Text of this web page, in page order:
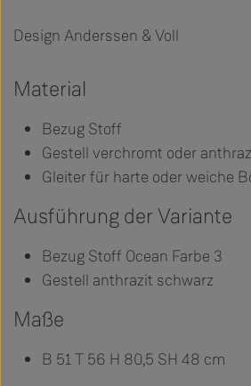
Design Anderssen & Voll
Material
Bezug Stoff
Gestell verchromt oder
Gleiter für harte oder weiche
Ausführung der Variante
Bezug Stoff Ocean Farbe 3
Gestell anthrazit schwarz
Maße
B 51 T 56 H 80,5 SH 48 cm